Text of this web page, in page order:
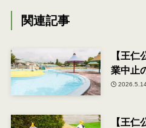
関連記事
【王
業中止
【王